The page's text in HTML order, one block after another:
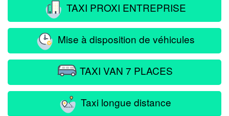
TAXI PROXI ENTREPRISE
Mise à disposition de véhicules
TAXI VAN 7 PLACES
Taxi longue distance